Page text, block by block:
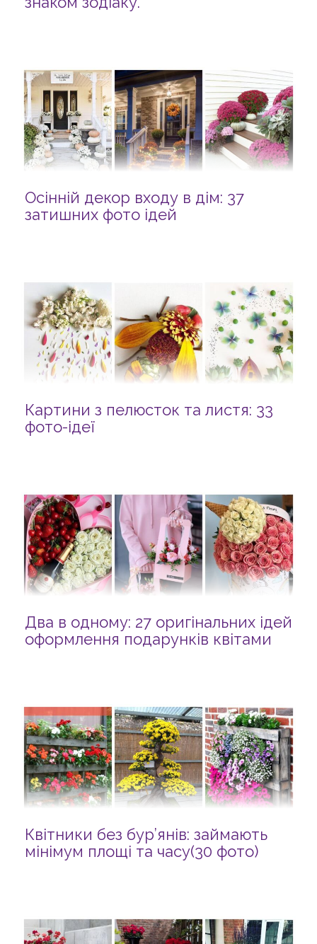
Осінній декор входу в дім: 37
затишних фото ідей
Картини з пелюсток та листя: 33
фото-ідеї
Два в одному: 27 оригінальних ідей
оформлення подарунків квітами
Квітники без бур’янів: займають
мінімум площі та часу(30 фото)